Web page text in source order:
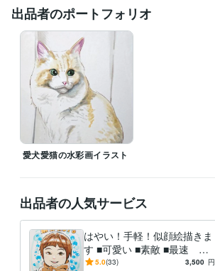
出品者のポートフォリオ
愛犬愛猫の水彩画イラスト
出品者の人気サービス
はやい！手軽！似顔絵描きま
す ■可愛い ■素敵 ■最速 こ
の三つで勝負します
5.0(33) 3,500 円